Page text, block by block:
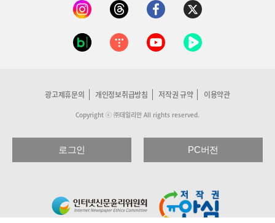
광고제휴문의 개인정보취급방침 저작권 규약 이용약관
Copyright ⓒ ㈜데일리안 All rights reserved.
로그인 PC버전